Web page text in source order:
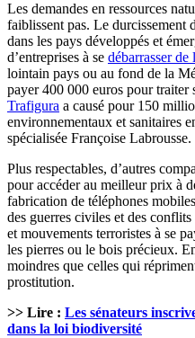
Les demandes en ressources
faiblissent pas. Le durcissement
dans les pays développés et
d’entreprises à se débarrasser de
lointain pays ou au fond de la
payer 400 000 euros pour traiter
Trafigura a causé pour 150
environnementaux et sanitaires
spécialisée Françoise Labrousse.
Plus respectables, d’autres
pour accéder au meilleur prix à
fabrication de téléphones
des guerres civiles et des
et mouvements terroristes à se
les pierres ou le bois précieux.
moindres que celles qui
prostitution.
>> Lire : Les sénateurs
dans la loi biodiversité